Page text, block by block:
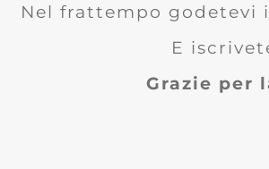
Nel frattempo godetevi
E
Grazie per